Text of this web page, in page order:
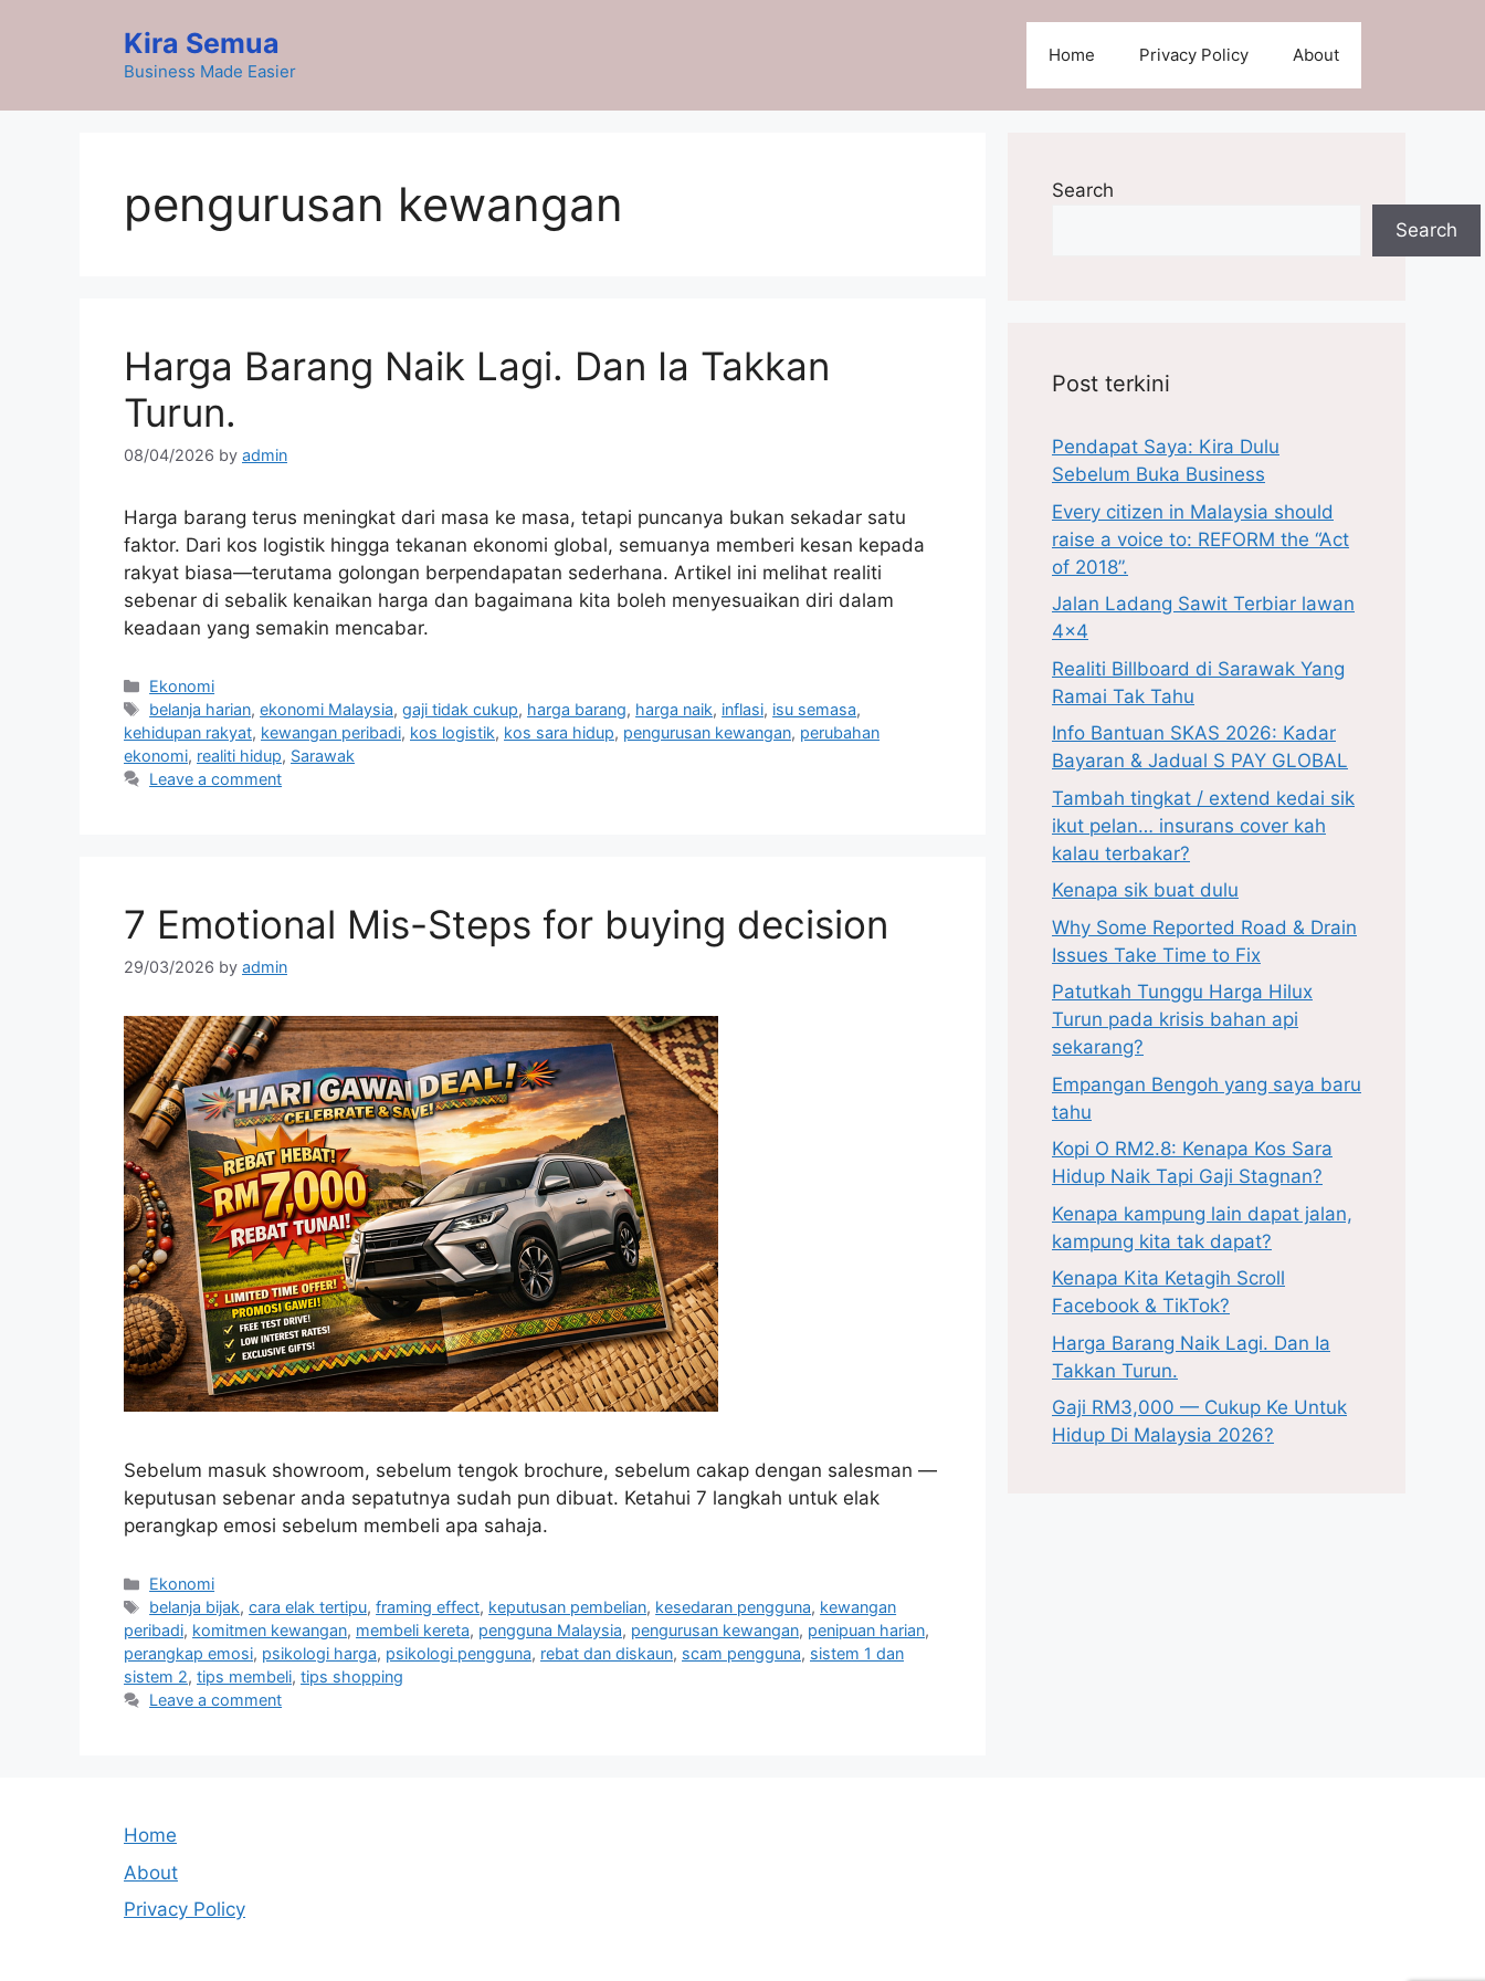
Kira Semua
Business Made Easier
Home Privacy Policy About
pengurusan kewangan
Harga Barang Naik Lagi. Dan Ia Takkan
Turun.
08/04/2026 by admin
Harga barang terus meningkat dari masa ke masa, tetapi puncanya bukan sekadar satu
faktor. Dari kos logistik hingga tekanan ekonomi global, semuanya memberi kesan kepada
rakyat biasa—terutama golongan berpendapatan sederhana. Artikel ini melihat realiti
sebenar di sebalik kenaikan harga dan bagaimana kita boleh menyesuaikan diri dalam
keadaan yang semakin mencabar.
Categories
Ekonomi
Tags
belanja harian,ekonomi Malaysia,gaji tidak cukup, harga barang, harga naik, inflasi, isu semasa,
kehidupan rakyat, kewangan peribadi, kos logistik, kos sara hidup, pengurusan kewangan, perubahan
ekonomi, realiti hidup, Sarawak
Leave a comment
7 Emotional Mis-Steps for buying decision
29/03/2026 by admin
Sebelum masuk showroom, sebelum tengok brochure, sebelum cakap dengan salesman —
keputusan sebenar anda sepatutnya sudah pun dibuat. Ketahui 7 langkah untuk elak
perangkap emosi sebelum membeli apa sahaja.
Categories
Ekonomi
Tags
belanja bijak,cara elak tertipu,framing effect, keputusan pembelian, kesedaran pengguna, kewangan
peribadi, komitmen kewangan, membeli kereta, pengguna Malaysia, pengurusan kewangan, penipuan harian,
perangkap emosi, psikologi harga, psikologi pengguna, rebat dan diskaun, scam pengguna, sistem 1 dan
sistem 2, tips membeli, tips shopping
Leave a comment
Search
Search
Post terkini
Pendapat Saya: Kira Dulu
Sebelum Buka Business
Every citizen in Malaysia should
raise a voice to: REFORM the “Act
of 2018”.
Jalan Ladang Sawit Terbiar lawan
4×4
Realiti Billboard di Sarawak Yang
Ramai Tak Tahu
Info Bantuan SKAS 2026: Kadar
Bayaran & Jadual S PAY GLOBAL
Tambah tingkat / extend kedai sik
ikut pelan… insurans cover kah
kalau terbakar?
Kenapa sik buat dulu
Why Some Reported Road & Drain
Issues Take Time to Fix
Patutkah Tunggu Harga Hilux
Turun pada krisis bahan api
sekarang?
Empangan Bengoh yang saya baru
tahu
Kopi O RM2.8: Kenapa Kos Sara
Hidup Naik Tapi Gaji Stagnan?
Kenapa kampung lain dapat jalan,
kampung kita tak dapat?
Kenapa Kita Ketagih Scroll
Facebook & TikTok?
Harga Barang Naik Lagi. Dan Ia
Takkan Turun.
Gaji RM3,000 — Cukup Ke Untuk
Hidup Di Malaysia 2026?
Home
About
Privacy Policy